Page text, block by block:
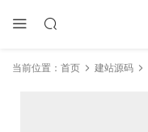
当前位置： 首页 建站源码